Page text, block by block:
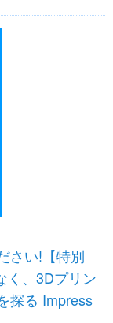
さい!【特別
く、3Dプリン
探る Impress